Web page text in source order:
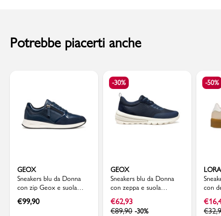
Potrebbe piacerti anche
GEOX
Sneakers blu da Donna
con zip Geox e suola
traspirante
€99,90
-30%
GEOX
Sneakers blu da Donna
con zeppa e suola
traspirante Geox
€62,93
€89,90 -30%
-50%
con
€
€